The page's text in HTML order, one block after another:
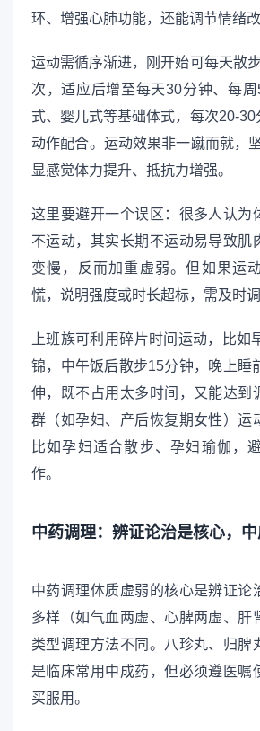
环、增强心肺功能，还能调节情绪改
运动需循序渐进，刚开始可每天散
次，适应后增至每天30分钟、每
式、婴儿式等基础体式，每次20-30
动作配合。运动效果非一蹴而就，
显感觉体力提升、抵抗力增强。
这里要避开一个误区：很多人认为
不运动，其实长期不运动易导致肌
变慢，反而加重虚弱。但如果运
慌，说明强度或时长超标，需及时调
上班族可利用碎片时间运动，比如
锦，中午饭后散步15分钟，晚上睡
伸，既不占用太多时间，又能达到
群（如孕妇、产后恢复期女性）运
比如孕妇适合散步、孕妇瑜伽，
作。
中药调理：辨证论治是核心，
中药调理体质虚弱的核心是辨证论
多样（如气血两虚、心脾两虚、肝
类型调理方法不同。八珍丸、归脾
是临床常用中成药，但必须遵医嘱
买服用。